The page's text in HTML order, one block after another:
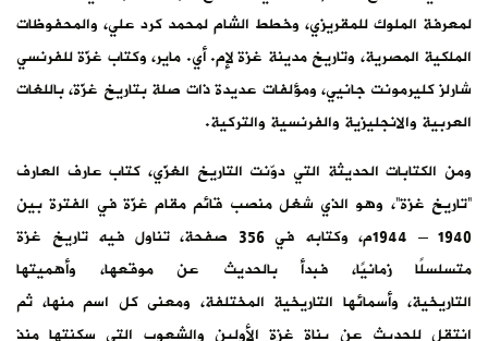
لمعرفة الملوك للمقريزي، وخطط الشام لمحمد كرد علي، والمحفوظات
الملكية المصرية، وتاريخ مدينة غزة لإم. أي. ماير، وكتاب غزّة للفرنسي
شارلز كليرمونت جانيي، ومؤلفات عديدة ذات صلة بتاريخ غزّة، باللغات
العربية والانجليزية والفرنسية والتركية.
ومن الكتابات الحديثة التي دوّنت التاريخ الغزّي، كتاب عارف العارف
“تاريخ غزة”، وهو الذي شغل منصب قائم مقام غزّة في الفترة بين
1940 – 1944م، وكتابه في 356 صفحة، تناول فيه تاريخ غزة
متسلسلًا زمانيًا، فبدأ بالحديث عن موقعها، وأهميتها
التاريخية، وأسمائها التاريخية المختلفة، ومعنى كل اسم منها، ثم